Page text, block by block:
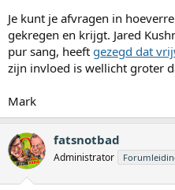
Je kunt je afvragen in
gekregen en krijgt. Jared
pur sang, heeft gezegd dat
zijn invloed is wellicht groter
Mark
fatsnotbad
Administrator